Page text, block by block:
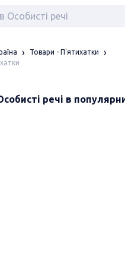
Товари - П'ятихатки
речі в